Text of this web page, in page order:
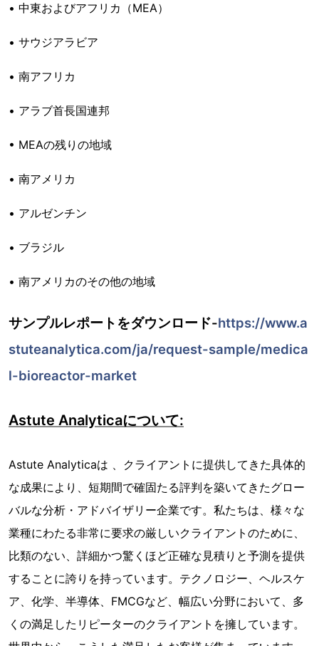
• 中東およびアフリカ（MEA）
• サウジアラビア
• 南アフリカ
• アラブ首長国連邦
• MEAの残りの地域
• 南アメリカ
• アルゼンチン
• ブラジル
• 南アメリカのその他の地域
サンプルレポートをダウンロード-https://www.a
stuteanalytica.com/ja/request-sample/medica
l-bioreactor-market
Astute Analyticaについて:
Astute Analyticaは 、クライアントに提供してきた具体的
な成果により、短期間で確固たる評判を築いてきたグロー
バルな分析・アドバイザリー企業です。私たちは、様々な
業種にわたる非常に要求の厳しいクライアントのために、
比類のない、詳細かつ驚くほど正確な見積りと予測を提供
することに誇りを持っています。テクノロジー、ヘルスケ
ア、化学、半導体、FMCGなど、幅広い分野において、多
くの満足したリピーターのクライアントを擁しています。